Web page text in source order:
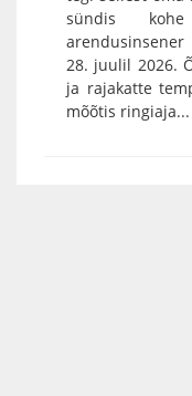
sündis
28. juulil 2026.
ja rajakatte
mõõtis ringiaja...